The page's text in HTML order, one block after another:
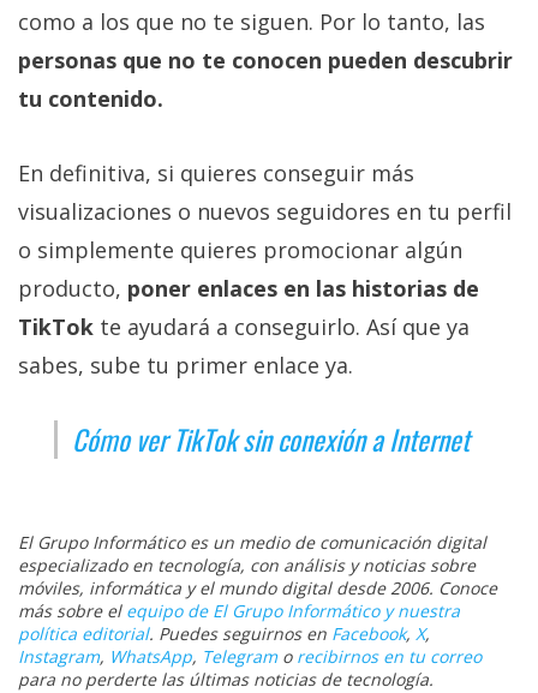
como a los que no te siguen. Por lo tanto, las
personas que no te conocen pueden descubrir
tu contenido.
En definitiva, si quieres conseguir más
visualizaciones o nuevos seguidores en tu perfil
o simplemente quieres promocionar algún
producto, poner enlaces en las historias de
TikTok te ayudará a conseguirlo. Así que ya
sabes, sube tu primer enlace ya.
Cómo ver TikTok sin conexión a Internet
El Grupo Informático es un medio de comunicación digital
especializado en tecnología, con análisis y noticias sobre
móviles, informática y el mundo digital desde 2006. Conoce
más sobre el equipo de El Grupo Informático y nuestra
política editorial. Puedes seguirnos en Facebook, X,
Instagram, WhatsApp, Telegramo recibirnos en tu correo
para no perderte las últimas noticias de tecnología.